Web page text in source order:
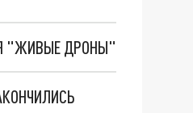
"ЖИВЫЕ ДРОНЫ"